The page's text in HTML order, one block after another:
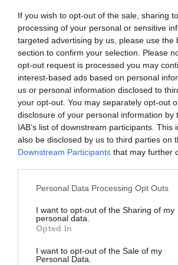
If you wish to opt-out of the sale, sharing
processing of your personal or sensitive
targeted advertising by us, please use the
section to confirm your selection. Please
opt-out request is processed you may
interest-based ads based on personal
us or personal information disclosed to
your opt-out. You may separately opt-out
disclosure of your personal information by
IAB’s list of downstream participants. This
also be disclosed by us to third parties on
Downstream Participants that may further
Personal Data Processing Opt Outs
I want to opt-out of the Sharing of my
personal data.
Opted In
I want to opt-out of the Sale of my
Personal Data.
Το έργο είναι του Γαλλο-Ουρουγουανού
Μπλάνκο,ενώ τη γεμάτη ρυθμό και